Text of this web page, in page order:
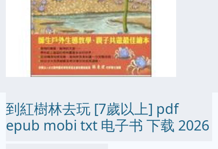
到紅樹林去玩 [7歲以上] pdf
epub mobi txt 电子书 下载 2026